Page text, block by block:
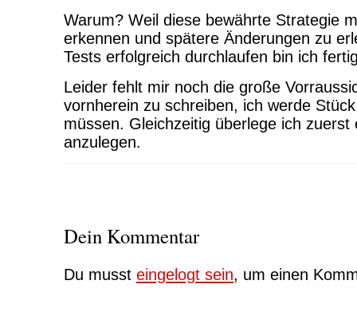
Warum? Weil diese bewährte Strategie
erkennen und spätere Änderungen zu
Tests erfolgreich durchlaufen bin ich
Leider fehlt mir noch die große
vornherein zu schreiben, ich werde
müssen. Gleichzeitig überlege ich zuerst
anzulegen.
Dein Kommentar
Du musst eingelogt sein, um einen